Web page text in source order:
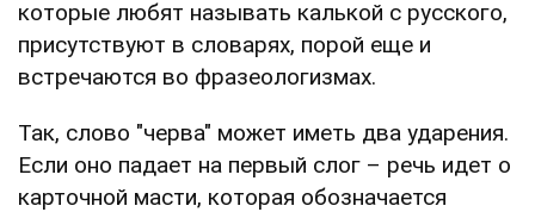
которые любят называть калькой с русского,
присутствуют в словарях, порой еще и
встречаются во фразеологизмах.
Так, слово "черва" может иметь два ударения.
Если оно падает на первый слог – речь идет о
карточной масти, которая обозначается